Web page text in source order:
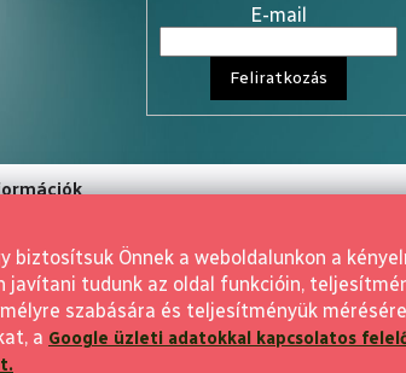
biztosítsuk Önnek a weboldalunkon a
javítani tudunk az oldal funkcióin,
szabására és teljesítményük
a Google üzleti adatokkal kapcsolatos
E-mail
Feliratkozás
elállás
visszaküldés